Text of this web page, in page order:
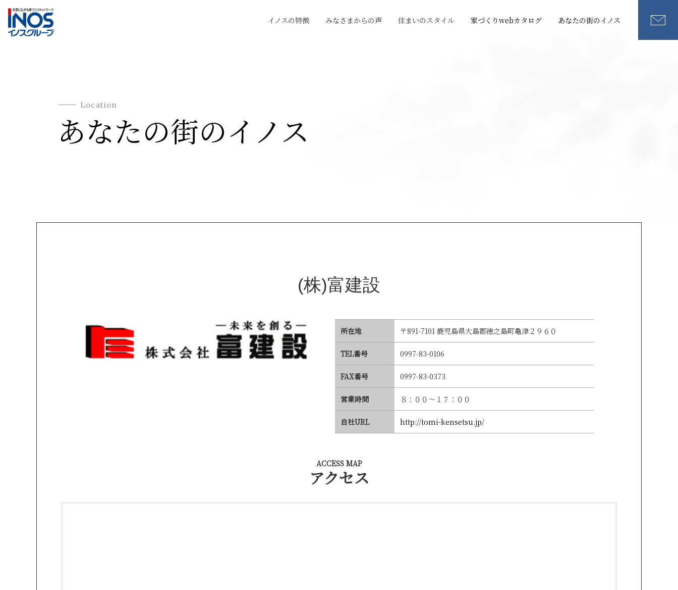
イノスの特徴 みなさまからの声 住まいのスタイル 家づくりwebカタログ あなたの街のイノス
Location
あなたの街のイノス
(株)富建設
所在地 〒891-7101 鹿児島県大島郡徳之島町亀津２９６０
TEL番号 0997-83-0106
FAX番号 0997-83-0373
営業時間 ８：００～１７：００
自社URL http://tomi-kensetsu.jp/
ACCESS MAP
アクセス